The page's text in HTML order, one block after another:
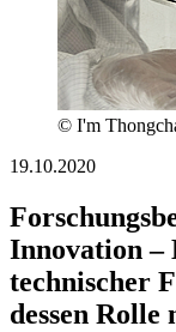
© I'm
19.10.2020
Innovation –
technischer
dessen Rolle